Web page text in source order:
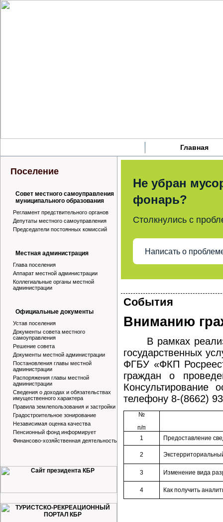
Главная
Поселение
Совет местного самоуправления
муниципального образования
Регламент предствительного органов
Депутаты местного самоуправления
Председатели постоянных комиссий
Местная администрация
Глава поселения
Аппарат местной администрации
Коллегиальные органы местной
администрации
Официальные документы
Устав поселения
Документы совета местного
самоуправления
Решение совета
Документы местной администрации
Постановления главы местной
администрации
Распоряжения главы местной
администрации
Сведения о доходах и обязательствах
имущественного характера
Правила землепользования и застройки
Градостроительное зонирование
Независимая оценка качества
Пенсионный фонд информирует
Финансово-хозяйственная деятельность
Не убран
фонарь?
Столкнулись с
Написать о
События
Вниманию
В рамках
государственных
ФГБУ «ФКП
граждан о
телефону 8-(8662)
№
п/п
1
Предоставление
2
3 Изменение вида
4 Как получить